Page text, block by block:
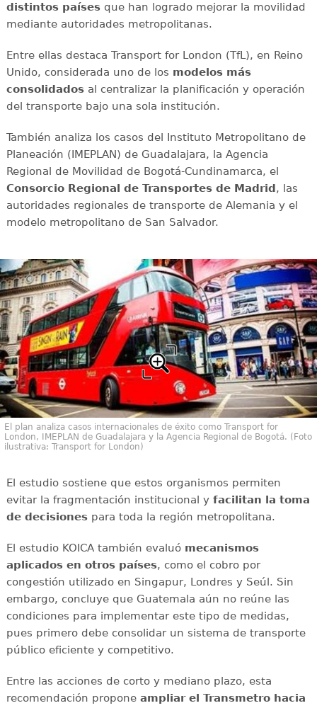
distintos paísesque han logrado mejorar la movilidad
mediante autoridades metropolitanas.
Entre ellas destaca Transport for London (TfL), en Reino
Unido, considerada uno de los modelos más
consolidadosal centralizar la planificación y operación
del transporte bajo una sola institución.
También analiza los casos del Instituto Metropolitano de
Planeación (IMEPLAN) de Guadalajara, la Agencia
Regional de Movilidad de Bogotá-Cundinamarca, el
Consorcio Regional de Transportes de Madrid, las
autoridades regionales de transporte de Alemania y el
modelo metropolitano de San Salvador.
El plan analiza casos internacionales de éxito como Transport for
London, IMEPLAN de Guadalajara y la Agencia Regional de Bogotá. (Foto
ilustrativa: Transport for London)
El estudio sostiene que estos organismos permiten
evitar la fragmentación institucional y facilitan la toma
de decisionespara toda la región metropolitana.
El estudio KOICA también evaluó mecanismos
aplicados en otros países, como el cobro por
congestión utilizado en Singapur, Londres y Seúl. Sin
embargo, concluye que Guatemala aún no reúne las
condiciones para implementar este tipo de medidas,
pues primero debe consolidar un sistema de transporte
público eficiente y competitivo.
Entre las acciones de corto y mediano plazo, esta
recomendación propone ampliar el Transmetro hacia